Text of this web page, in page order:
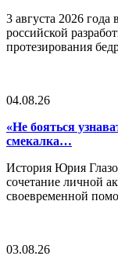
3 августа 2026
российской
протезирования
04.08.26
«Не бояться
смекалка…
История Юрия
сочетание личной
своевременной
03.08.26